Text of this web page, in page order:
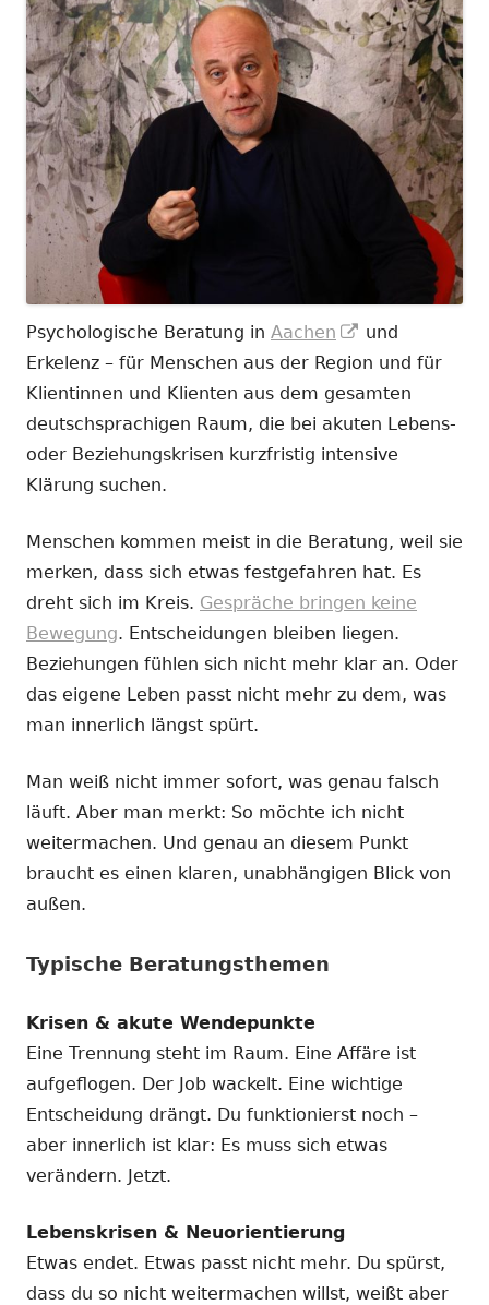
Psychologische Beratung in Aachen
In
neuem
Fenster
öffnen
und
Erkelenz – für Menschen aus der Region und für
Klientinnen und Klienten aus dem gesamten
deutschsprachigen Raum, die bei akuten Lebens-
oder Beziehungskrisen kurzfristig intensive
Klärung suchen.
Menschen kommen meist in die Beratung, weil sie
merken, dass sich etwas festgefahren hat. Es
dreht sich im Kreis. Gespräche bringen keine
Bewegung. Entscheidungen bleiben liegen.
Beziehungen fühlen sich nicht mehr klar an. Oder
das eigene Leben passt nicht mehr zu dem, was
man innerlich längst spürt.
Man weiß nicht immer sofort, was genau falsch
läuft. Aber man merkt: So möchte ich nicht
weitermachen. Und genau an diesem Punkt
braucht es einen klaren, unabhängigen Blick von
außen.
Typische Beratungsthemen
Krisen & akute Wendepunkte
Eine Trennung steht im Raum. Eine Affäre ist
aufgeflogen. Der Job wackelt. Eine wichtige
Entscheidung drängt. Du funktionierst noch –
aber innerlich ist klar: Es muss sich etwas
verändern. Jetzt.
Lebenskrisen & Neuorientierung
Etwas endet. Etwas passt nicht mehr. Du spürst,
dass du so nicht weitermachen willst, weißt aber